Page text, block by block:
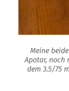
Meine
Apotar, noch
dem 3.5/75